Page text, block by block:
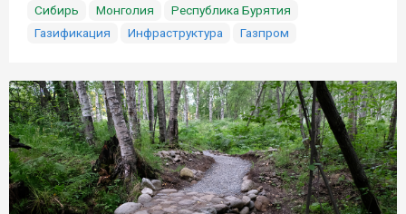
Сибирь
Монголия
Республика Бурятия
Газификация
Инфраструктура Газпром